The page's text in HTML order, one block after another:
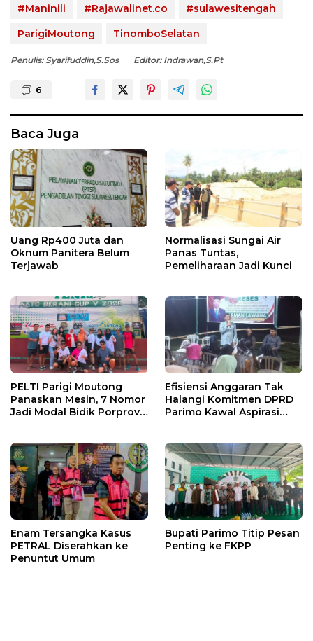
#Maninili #Rajawalinet.co
#sulawesitengah
ParigiMoutong
TinomboSelatan
Penulis: Syarifuddin,S.Sos Editor: Indrawan,S.Pt
6
Baca Juga
Uang Rp400 Juta dan
Oknum Panitera Belum
Terjawab
Normalisasi Sungai Air
Panas Tuntas,
Pemeliharaan Jadi Kunci
PELTI Parigi Moutong
Panaskan Mesin, 7 Nomor
Jadi Modal Bidik Porprov
Efisiensi Anggaran Tak
Halangi Komitmen DPRD
Parimo Kawal Aspirasi
Enam Tersangka Kasus
PETRAL Diserahkan ke
Penuntut Umum
Bupati Parimo Titip Pesan
Penting ke FKPP